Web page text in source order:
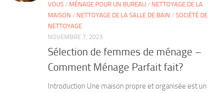
VOUS / MÉNAGE POUR UN BUREAU / NETTOYAGE DE LA
MAISON / NETTOYAGE DE LA SALLE DE BAIN / SOCIÉTÉ DE
NETTOYAGE
NOVEMBRE 7, 2023
Sélection de femmes de ménage –
Comment Ménage Parfait fait?
Introduction Une maison propre et organisée est un